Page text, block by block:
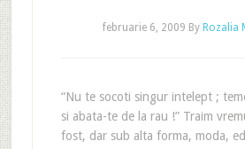
februarie 6, 2009 By Rozalia
“Nu te socoti singur intelept ;
si abata-te de la rau !” Traim
fost, dar sub alta forma, moda,